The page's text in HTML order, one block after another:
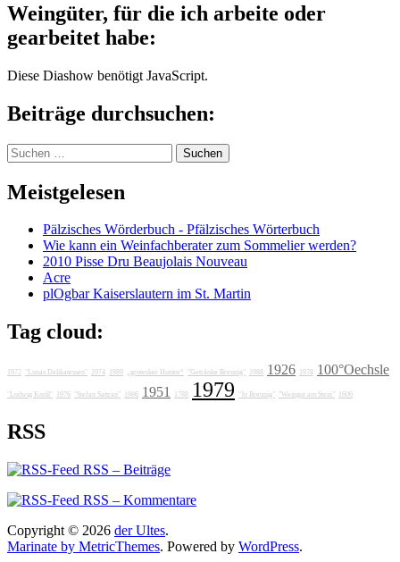
Weingüter, für die ich arbeite oder
gearbeitet habe:
Diese Diashow benötigt JavaScript.
Beiträge durchsuchen:
Suchen
nach:
Meistgelesen
Pälzisches Wörderbuch - Pfälzisches Wörterbuch
Wie kann ein Weinfachberater zum Sommelier werden?
2010 Pisse Dru Beaujolais Nouveau
Acre
plOgbar Kaiserslautern im St. Martin
Tag cloud:
1972 "Lunas Delikatessen" 1974 1989 „grotesker Humor“ "Getränke Breunig" 1988 1926 1978 100°Oechsle
"Ludwig Knoll" 1976 "Stefan Sattran" 1986 1951 1788 1979 "Jo Breunig" "Weingut am Stein" 1606
RSS
RSS – Beiträge
RSS – Kommentare
Copyright © 2026 der Ultes.
Marinate by MetricThemes. Powered by WordPress.